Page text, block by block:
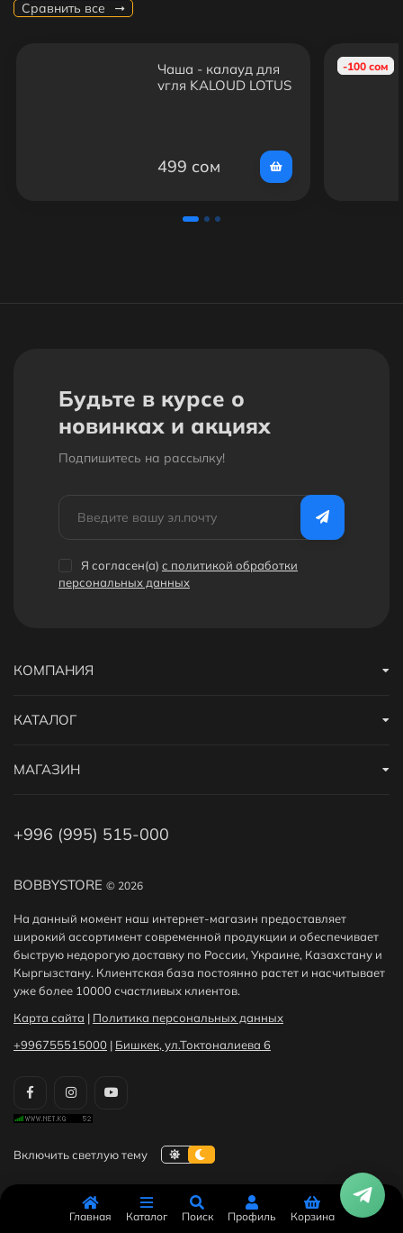
Сравнить все
Чаша - калауд для
угля KALOUD LOTUS
499 сом
-100 сом
Будьте в курсе о
новинках и акциях
Подпишитесь на рассылкy!
Я согласен(a) с политикой обработки
персональных данных
BOBBYSTORE © 2026
На данный момент наш интернет-магазин предоставляет
широкий ассортимент современной продукции и обеспечивает
быструю недорогую доставку по России, Украине, Казахстану и
Кыргызстану. Клиентская база постоянно растет и насчитывает
уже более 10000 счастливых клиентов.
Карта сайта | Политика персональных данных
+996755515000 | Бишкек, ул.Токтоналиева 6
КОМПАНИЯ
КАТАЛОГ
МАГАЗИН
+996 (995) 515-000
Главная Каталог Поиск Профиль Корзина